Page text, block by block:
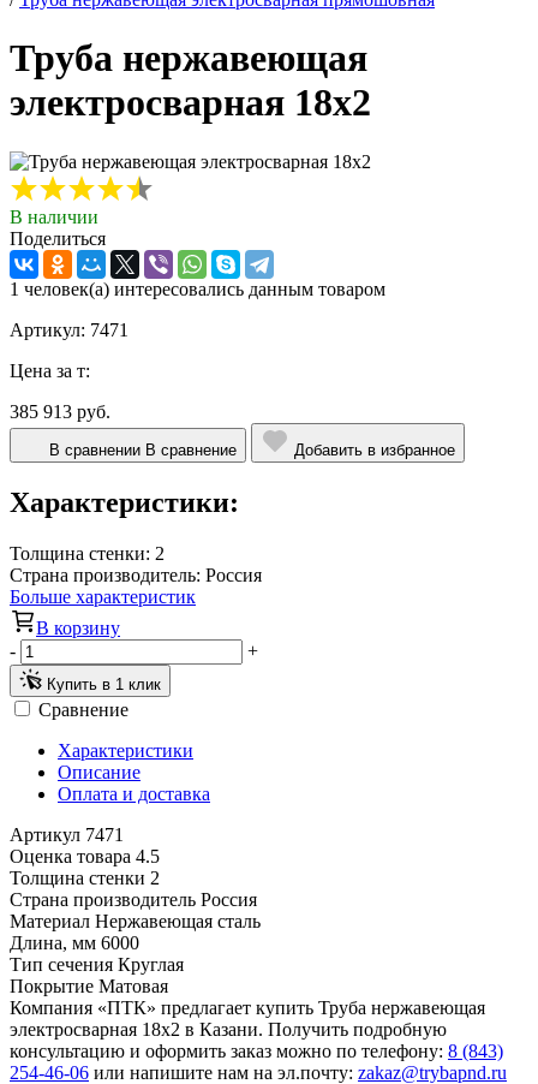
Труба нержавеющая
электросварная 18х2
В наличии
Поделиться
1 человек(а) интересовались данным товаром
Артикул: 7471
Цена за т:
385 913 руб.
В сравнении В сравнение Добавить в избранное
Характеристики:
Толщина стенки: 2
Страна производитель: Россия
Больше характеристик
В корзину
-
+
Купить в 1 клик
Сравнение
Характеристики
Описание
Оплата и доставка
Артикул 7471
Оценка товара 4.5
Толщина стенки 2
Страна производитель Россия
Материал Нержавеющая сталь
Длина, мм 6000
Тип сечения Круглая
Покрытие Матовая
Компания «ПТК» предлагает купить Труба нержавеющая
электросварная 18х2 в Казани. Получить подробную
консультацию и оформить заказ можно по телефону: 8 (843)
254-46-06 или напишите нам на эл.почту: zakaz@trybapnd.ru